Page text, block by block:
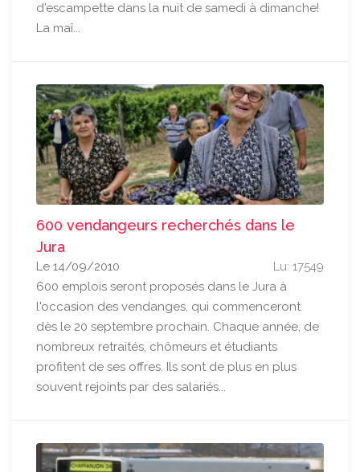
d'escampette dans la nuit de samedi à dimanche!
La maî...
600 vendangeurs recherchés dans le
Jura
Lu: 17549
Le 14/09/2010
600 emplois seront proposés dans le Jura à
l'occasion des vendanges, qui commenceront
dès le 20 septembre prochain. Chaque année, de
nombreux retraités, chômeurs et étudiants
profitent de ses offres. Ils sont de plus en plus
souvent rejoints par des salariés...